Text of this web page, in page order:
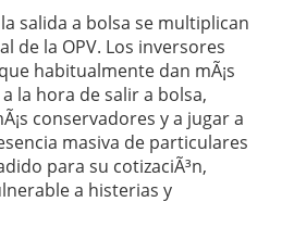
salida a bolsa se multiplican
de la OPV. Los inversores
habitualmente dan mÃ¡s
la hora de salir a bolsa,
conservadores y a jugar a
masiva de particulares
para su cotizaciÃ³n,
a histerias y